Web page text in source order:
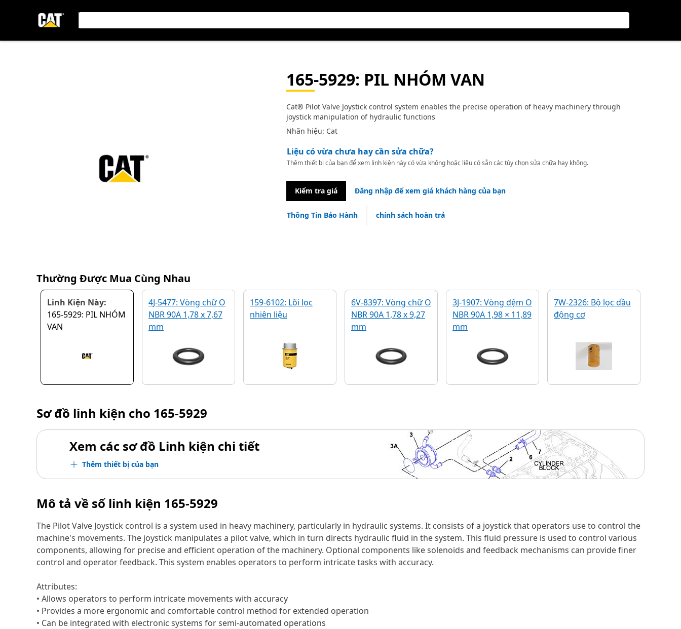
165-5929: PIL NHÓM VAN
Cat® Pilot Valve Joystick control system enables the precise operation of heavy machinery through
joystick manipulation of hydraulic functions
Nhãn hiệu: Cat
Liệu có vừa chưa hay cần sửa chữa?
Thêm thiết bị của bạn để xem linh kiện này có vừa không hoặc liệu có sẵn các tùy chọn sửa chữa hay không.
Kiểm tra giá Đăng nhập để xem giá khách hàng của bạn
Thông Tin Bảo Hành chính sách hoàn trả
Thường Được Mua Cùng Nhau
Linh Kiện Này:
165-5929: PIL NHÓM
VAN
4J-5477: Vòng chữ O
NBR 90A 1,78 x 7,67
mm
159-6102: Lõi lọc
nhiên liệu
6V-8397: Vòng chữ O
NBR 90A 1,78 x 9,27
mm
3J-1907: Vòng đệm O
NBR 90A 1,98 × 11,89
mm
7W-2326: Bộ lọc dầu
động cơ
Sơ đồ linh kiện cho 165-5929
Xem các sơ đồ Linh kiện chi tiết
Thêm thiết bị của bạn
Mô tả về số linh kiện 165-5929
The Pilot Valve Joystick control is a system used in heavy machinery, particularly in hydraulic systems. It consists of a joystick that operators use to control the
machine's movements. The joystick manipulates a pilot valve, which in turn directs hydraulic fluid in the system. This fluid pressure is used to control various
components, allowing for precise and efficient operation of the machinery. Optional components like solenoids and feedback mechanisms can provide finer
control and operator feedback. This system enables operators to perform intricate tasks with accuracy.
Attributes:
• Allows operators to perform intricate movements with accuracy
• Provides a more ergonomic and comfortable control method for extended operation
• Can be integrated with electronic systems for semi-automated operations